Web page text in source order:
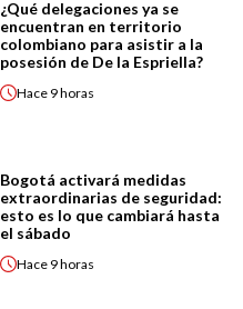
¿Qué delegaciones ya se
encuentran en territorio
colombiano para asistir a la
posesión de De la Espriella?
Hace 9 horas
Bogotá activará medidas
extraordinarias de seguridad:
esto es lo que cambiará hasta
el sábado
Hace 9 horas